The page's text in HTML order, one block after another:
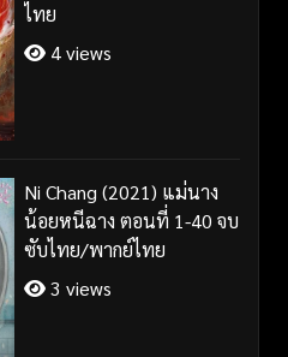
ไทย
4 views
Ni Chang (2021) แม่นาง
น้อยหนีฉาง ตอนที่ 1-40 จบ
ซับไทย/พากย์ไทย
3 views